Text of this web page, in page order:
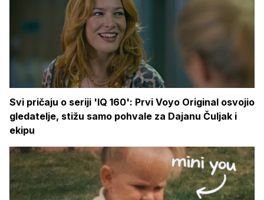
Svi pričaju o seriji 'IQ 160': Prvi Voyo Original osvojio
gledatelje, stižu samo pohvale za Dajanu Čuljak i
ekipu